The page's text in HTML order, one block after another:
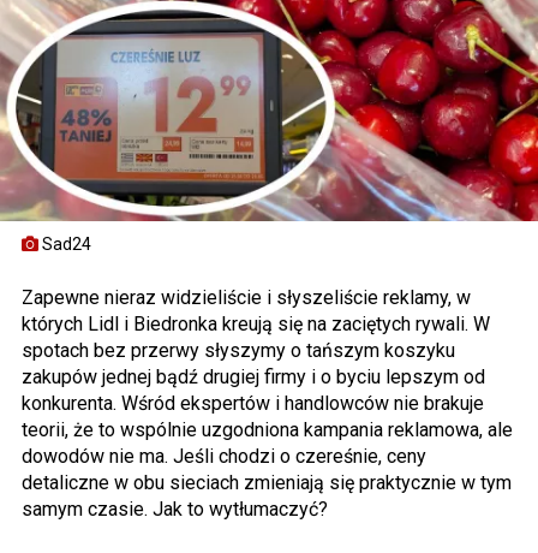
Sad24
Zapewne nieraz widzieliście i słyszeliście reklamy, w
których Lidl i Biedronka kreują się na zaciętych rywali. W
spotach bez przerwy słyszymy o tańszym koszyku
zakupów jednej bądź drugiej firmy i o byciu lepszym od
konkurenta. Wśród ekspertów i handlowców nie brakuje
teorii, że to wspólnie uzgodniona kampania reklamowa, ale
dowodów nie ma. Jeśli chodzi o czereśnie, ceny
detaliczne w obu sieciach zmieniają się praktycznie w tym
samym czasie. Jak to wytłumaczyć?